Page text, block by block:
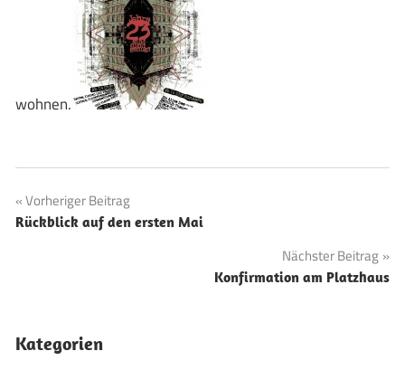
wohnen.
Beitragsnavigation
Vorheriger Beitrag
Rückblick auf den ersten Mai
Nächster Beitrag
Konfirmation am Platzhaus
Kategorien